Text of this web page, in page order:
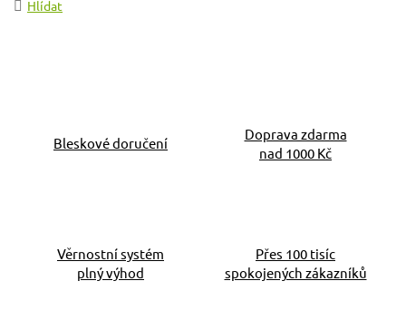
Hlídat
Bleskové doručení
Doprava zdarma
nad 1000 Kč
Věrnostní systém
plný výhod
Přes 100 tisíc
spokojených zákazníků